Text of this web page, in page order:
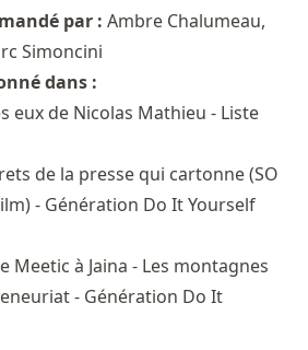
par : Ambre Chalumeau,
Simoncini
dans :
eux de Nicolas Mathieu - Liste
de la presse qui cartonne (SO
- Génération Do It Yourself
Meetic à Jaina - Les montagnes
- Génération Do It